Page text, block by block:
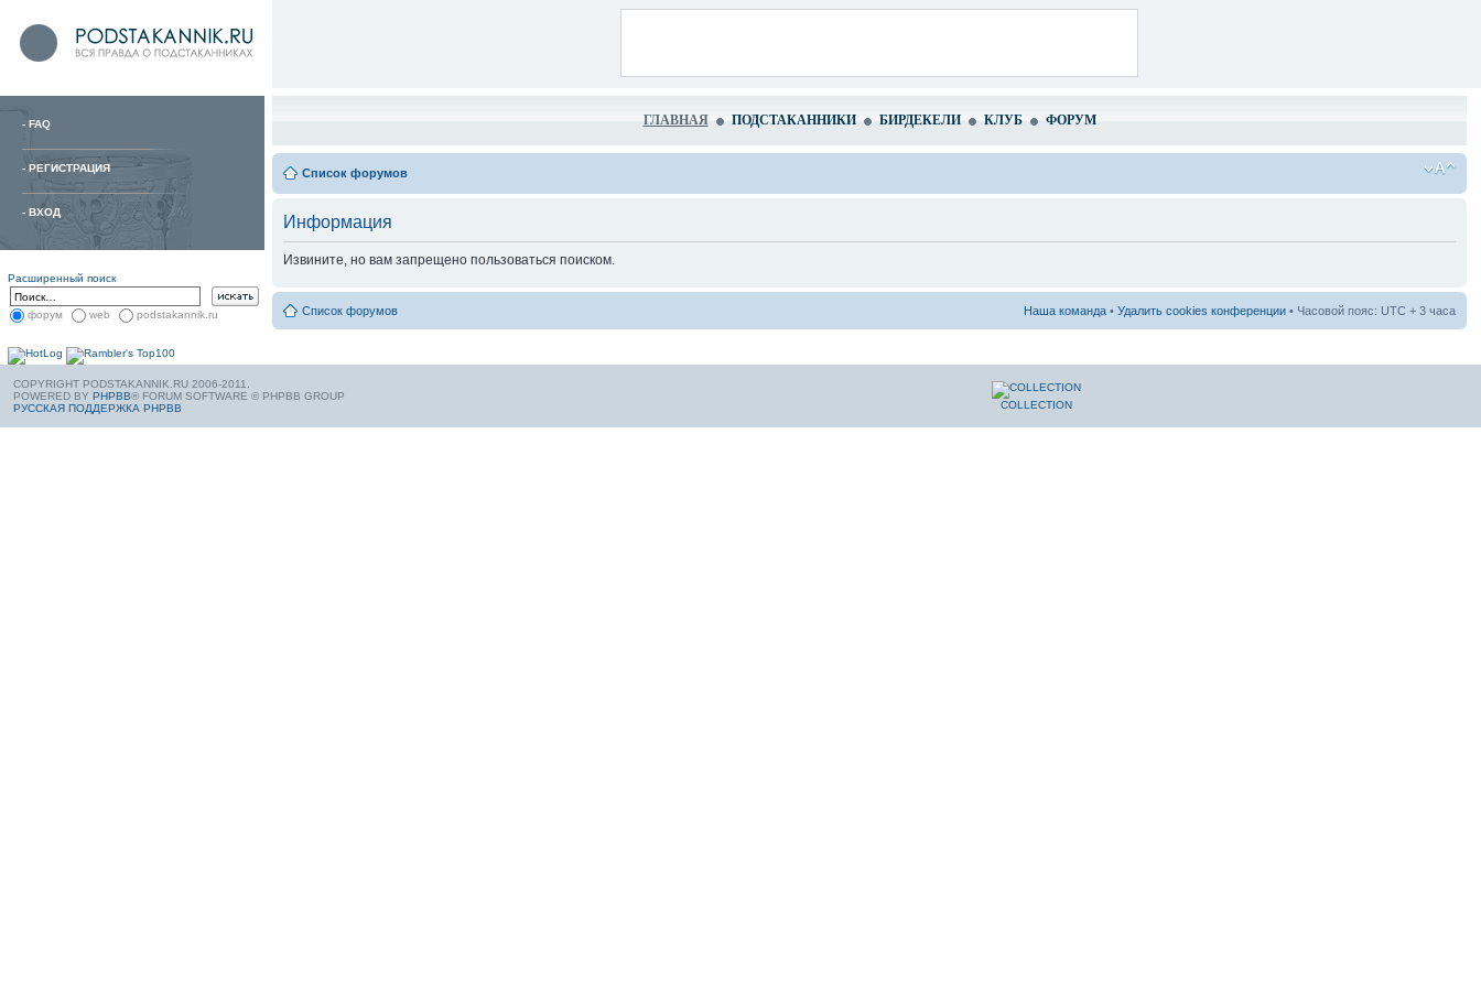
- FAQ
- РЕГИСТРАЦИЯ
- ВХОД
Расширенный поиск
форум web podstakannik.ru
ГЛАВНАЯ ПОДСТАКАННИКИ БИРДЕКЕЛИ КЛУБ ФОРУМ
Список форумов
Информация
Извините, но вам запрещено пользоваться поиском.
Список форумов Наша команда • Удалить cookies конференции • Часовой пояс: UTC + 3 часа
COPYRIGHT PODSTAKANNIK.RU 2006-2011.
POWERED BY PHPBB® FORUM SOFTWARE © PHPBB GROUP
РУССКАЯ ПОДДЕРЖКА PHPBB
COLLECTION